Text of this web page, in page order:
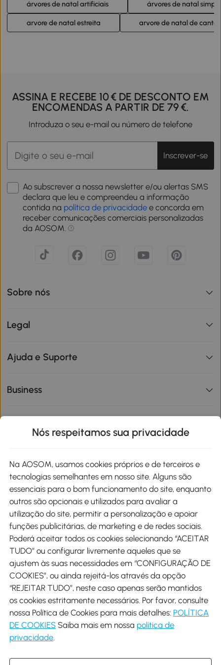
Oriente tenham passado, eles já removem todas as
decorações de Natal da casa, incluindo a árvore.
árvores de natal artificiais árvores de natal
arvore de natal estreita arvore de natal de canto
ASSINA E RECEBE 10 € DE DESCONTO EM
ENCOMENDAS A PARTIR DE 79 €.
Introduza o seu e-mail ou número de telefone
Inscrever-se
Ao subscrever a nossa newsletter e/ou alertas SMS
declara que leu e compreendeu a informação
contida na política de privacidade e concorda em
receber comunicações comerciais personalizadas
da AOSOM.
Sobre nós
Legal
Ajuda e Suporte
Business
Métodos de pagamento
Envio
Descarregar Aosom App
Google Play
Nós respeitamos sua privacidade
Na AOSOM, usamos cookies próprios e de terceiros e
tecnologias semelhantes em nosso site. Alguns são
essenciais para o bom funcionamento do site, enquanto
outros são opcionais e utilizados para avaliar a
utilização do site, permitir a personalização e apoiar
funções publicitárias, de marketing e de redes sociais.
Poderá aceitar todos os cookies selecionando “ACEITAR
TUDO” ou configurar livremente aqueles que se
ajustem às suas necessidades em “CONFIGURAÇÃO DE
COOKIES”, ou ainda rejeitá-los através da opção
“REJEITAR TUDO”, neste caso apenas serão mantidos
os cookies estritamente necessários. Por favor, consulte
nossa Política de Cookies para mais detalhes: POLÍTICA
DE COOKIES Saiba mais em nossa política de
privacidade